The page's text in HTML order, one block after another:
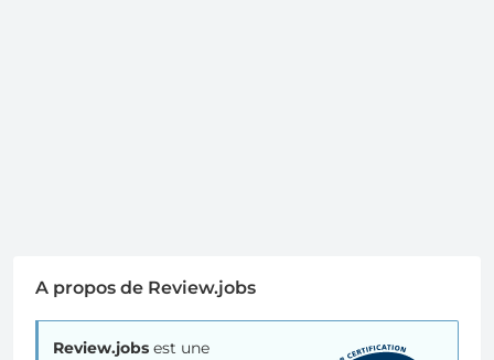
A propos de Review.jobs
Review.jobs est une